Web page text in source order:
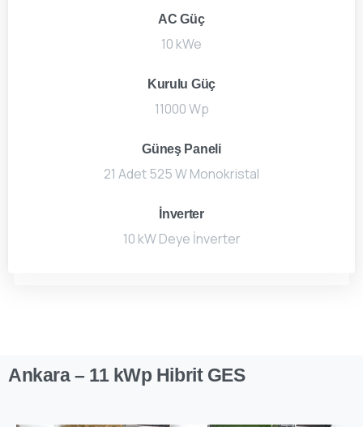
AC Güç
10 kWe
Kurulu Güç
11000 Wp
Güneş Paneli
21 Adet 525 W Monokristal
İnverter
10 kW Deye İnverter
Ankara – 11 kWp Hibrit GES